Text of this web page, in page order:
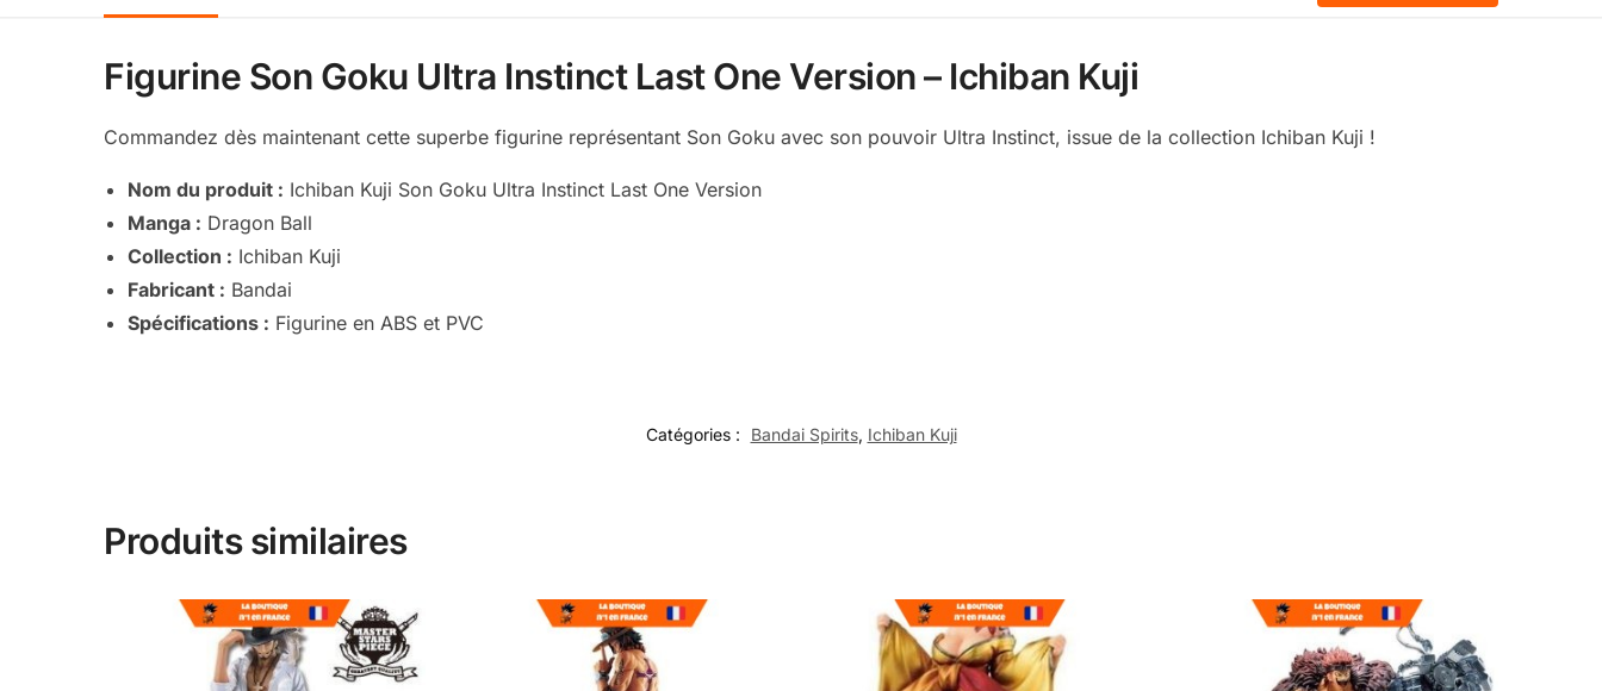
Figurine Son Goku Ultra Instinct Last One Version – Ichiban Kuji
Commandez dès maintenant cette superbe figurine représentant Son Goku avec son pouvoir Ultra Instinct, issue de la collection Ichiban Kuji !
Nom du produit : Ichiban Kuji Son Goku Ultra Instinct Last One Version
Manga : Dragon Ball
Collection : Ichiban Kuji
Fabricant : Bandai
Spécifications : Figurine en ABS et PVC
Catégories : Bandai Spirits, Ichiban Kuji
Produits similaires